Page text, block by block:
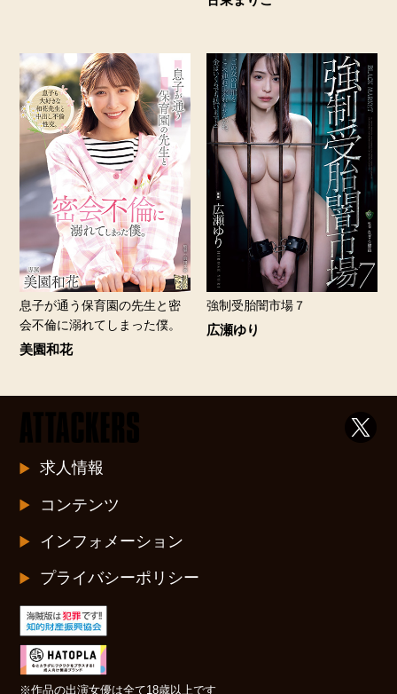
息子が通う保育園の先生と密
会不倫に溺れてしまった僕。
美園和花
強制受胎闇市場７
広瀬ゆり
求人情報
コンテンツ
インフォメーション
プライバシーポリシー
※作品の出演女優は全て18歳以上です